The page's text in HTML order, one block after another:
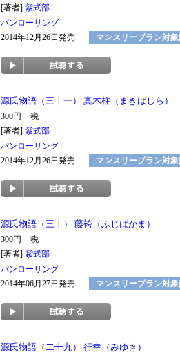
[著者] 紫式部
パンローリング
2014年12月26日発売
マンスリープラン対
源氏物語（三十一） 真木柱（まきばしら）
300円 + 税
[著者] 紫式部
パンローリング
2014年12月26日発売
マンスリープラン対
源氏物語（三十） 藤袴（ふじばかま）
300円 + 税
[著者] 紫式部
パンローリング
2014年06月27日発売
マンスリープラン対
源氏物語（二十九） 行幸（みゆき）